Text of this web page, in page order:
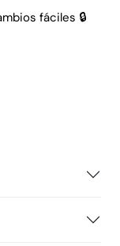
fáciles 🔒